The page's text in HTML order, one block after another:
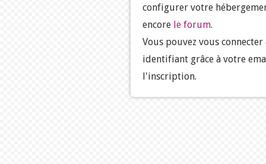
configurer votre
encore le forum.
Vous pouvez vous
identifiant grâce à votre
l'inscription.